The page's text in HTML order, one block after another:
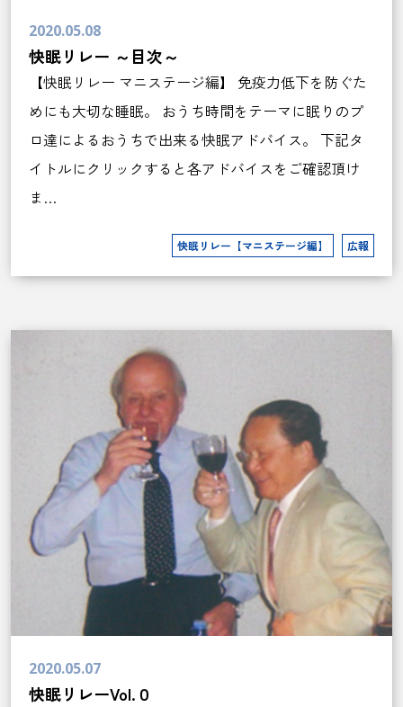
2020.05.08
快眠リレー ～目次～
【快眠リレー マニステージ編】 免疫力低下を防ぐた
めにも大切な睡眠。 おうち時間をテーマに眠りのプ
ロ達によるおうちで出来る快眠アドバイス。 下記タ
イトルにクリックすると各アドバイスをご確認頂け
ま…
快眠リレー【マニステージ編】 広報
2020.05.07
快眠リレーVol.０